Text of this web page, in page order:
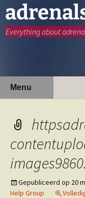
Everything about
Menu
Gepubliceerd op 20
Help Group